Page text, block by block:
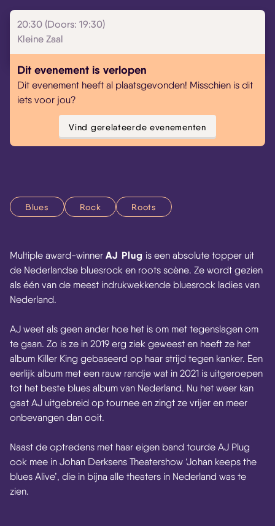
20:30 (Doors: 19:30)
Kleine Zaal
Dit evenement is verlopen
Dit evenement heeft al plaatsgevonden! Misschien is dit
iets voor jou?
Vind gerelateerde evenementen
Blues Rock Roots
Multiple award-winner AJ Plug is een absolute topper uit
de Nederlandse bluesrock en roots scène. Ze wordt gezien
als één van de meest indrukwekkende bluesrock ladies van
Nederland.
AJ weet als geen ander hoe het is om met tegenslagen om
te gaan. Zo is ze in 2019 erg ziek geweest en heeft ze het
album Killer King gebaseerd op haar strijd tegen kanker. Een
eerlijk album met een rauw randje wat in 2021 is uitgeroepen
tot het beste blues album van Nederland. Nu het weer kan
gaat AJ uitgebreid op tournee en zingt ze vrijer en meer
onbevangen dan ooit.
Naast de optredens met haar eigen band tourde AJ Plug
ook mee in Johan Derksens Theatershow ‘Johan keeps the
blues Alive’, die in bijna alle theaters in Nederland was te
zien.